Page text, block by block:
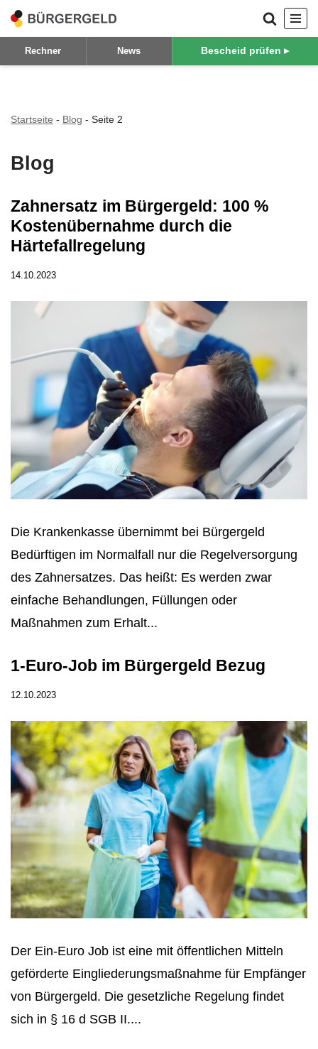
Zum
Inhalt
Rechner News Bescheid prüfen ▸
Startseite - Blog - Seite 2
Blog
Zahnersatz im Bürgergeld: 100 %
Kostenübernahme durch die
Härtefallregelung
14.10.2023
Die Krankenkasse übernimmt bei Bürgergeld
Bedürftigen im Normalfall nur die Regelversorgung
des Zahnersatzes. Das heißt: Es werden zwar
einfache Behandlungen, Füllungen oder
Maßnahmen zum Erhalt...
1-Euro-Job im Bürgergeld Bezug
12.10.2023
Der Ein-Euro Job ist eine mit öffentlichen Mitteln
geförderte Eingliederungsmaßnahme für Empfänger
von Bürgergeld. Die gesetzliche Regelung findet
sich in § 16 d SGB II....